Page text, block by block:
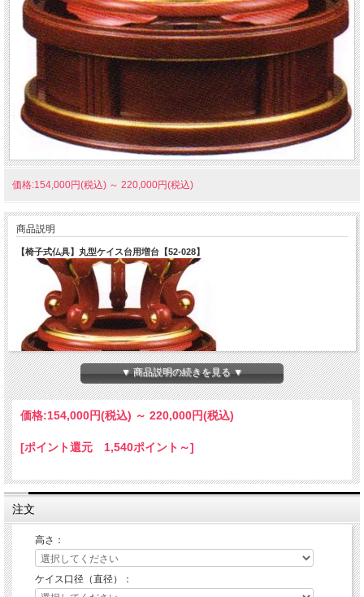
価格:154,000円(税込) ～ 220,000円(税込)
商品説明
【椅子式仏具】丸型ケイス台用増台【52-028】
朱塗金箔押
●送料無料です。
●別サイズ、特注仕様、文字・紋書きは別途お見積りさせていただきま
す。 メールinfo@hoko-butugu.com
▼ 商品説明の続きを見る ▼
価格:154,000円(税込) ～ 220,000円(税込)
[ポイント還元 1,540ポイント～]
注文
高さ：
ケイス口径（直径）：